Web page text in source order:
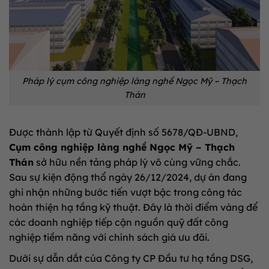
Pháp lý cụm công nghiệp làng nghề Ngọc Mỹ – Thạch
Thán
Được thành lập từ Quyết định số 5678/QĐ-UBND,
Cụm công nghiệp làng nghề Ngọc Mỹ – Thạch
Thán sở hữu nền tảng pháp lý vô cùng vững chắc.
Sau sự kiện động thổ ngày 26/12/2024, dự án đang
ghi nhận những bước tiến vượt bậc trong công tác
hoàn thiện hạ tầng kỹ thuật. Đây là thời điểm vàng để
các doanh nghiệp tiếp cận nguồn quỹ đất công
nghiệp tiềm năng với chính sách giá ưu đãi.
Dưới sự dẫn dắt của Công ty CP Đầu tư hạ tầng DSG,